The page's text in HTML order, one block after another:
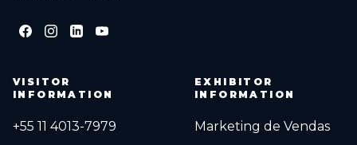
VISITOR
INFORMATION
+55 11 4013-7979
EXHIBITOR
INFORMATION
Marketing de Vendas